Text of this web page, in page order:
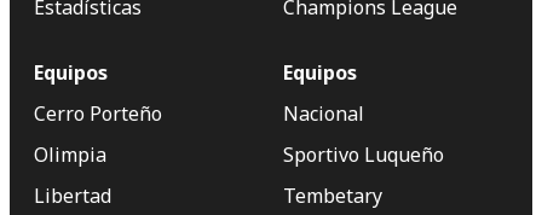
Estadísticas
Champions League
Equipos
Cerro Porteño
Olimpia
Libertad
Equipos
Nacional
Sportivo Luqueño
Tembetary